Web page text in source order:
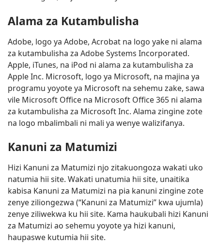
Alama za Kutambulisha
Adobe, logo ya Adobe, Acrobat na logo yake ni alama
za kutambulisha za Adobe Systems Incorporated.
Apple, iTunes, na iPod ni alama za kutambulisha za
Apple Inc. Microsoft, logo ya Microsoft, na majina ya
programu yoyote ya Microsoft na sehemu zake, sawa
vile Microsoft Office na Microsoft Office 365 ni alama
za kutambulisha za Microsoft Inc. Alama zingine zote
na logo mbalimbali ni mali ya wenye walizifanya.
Kanuni za Matumizi
Hizi Kanuni za Matumizi njo zitakuongoza wakati uko
natumia hii site. Wakati unatumia hii site, unaitika
kabisa Kanuni za Matumizi na pia kanuni zingine zote
zenye ziliongezwa (“Kanuni za Matumizi” kwa ujumla)
zenye ziliwekwa ku hii site. Kama haukubali hizi Kanuni
za Matumizi ao sehemu yoyote ya hizi kanuni,
haupaswe kutumia hii site.